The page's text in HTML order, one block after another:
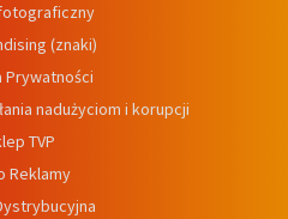
(znaki)
Prywatności
nadużyciom i korupcji
TVP
Reklamy